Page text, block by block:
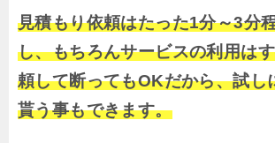
見積もり依頼はたった1分～3分
し、もちろんサービスの利用は
頼して断ってもOKだから、試し
貰う事もできます。